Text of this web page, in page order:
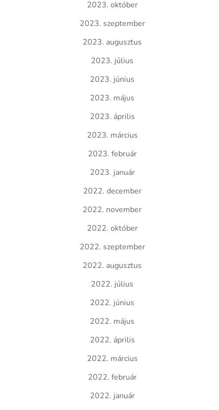
2023. október
2023. szeptember
2023. augusztus
2023. július
2023. június
2023. május
2023. április
2023. március
2023. február
2023. január
2022. december
2022. november
2022. október
2022. szeptember
2022. augusztus
2022. július
2022. június
2022. május
2022. április
2022. március
2022. február
2022. január